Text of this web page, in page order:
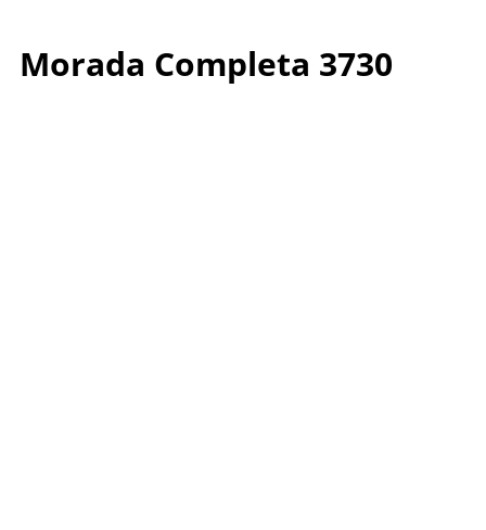
Morada Completa 3730